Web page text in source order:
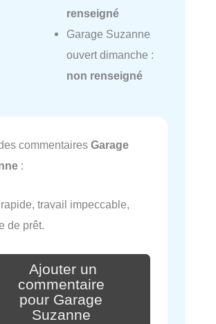
renseigné
Garage Suzanne
ouvert dimanche :
non renseigné
commentaires Garage
:
travail impeccable,
de prêt.
Ajouter un
commentaire
pour Garage
Suzanne